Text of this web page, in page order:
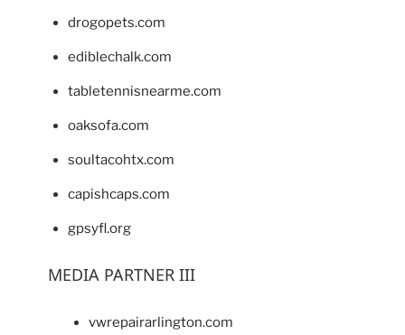
drogopets.com
ediblechalk.com
tabletennisnearme.com
oaksofa.com
soultacohtx.com
capishcaps.com
gpsyfl.org
MEDIA PARTNER III
vwrepairarlington.com